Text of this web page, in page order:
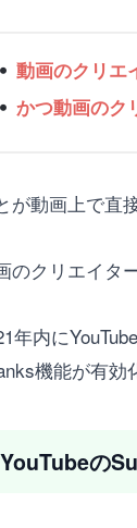
動画のクリエ
かつ動画のク
が動画上で直
のクリエイタ
年内に
機能が有効
YouTubeの